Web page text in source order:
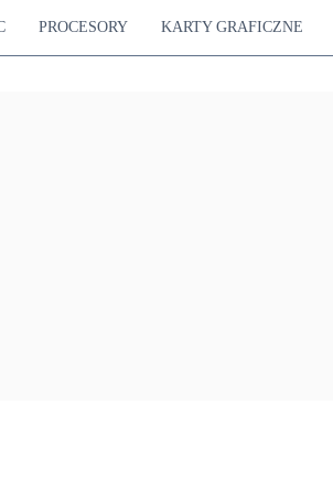
PROCESORY KARTY GRAFICZNE